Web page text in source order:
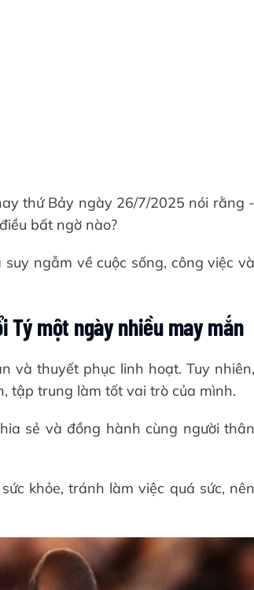
thứ Bảy ngày 26/7/2025 nói rằng -
bất ngờ nào?
ngẫm về cuộc sống, công việc và
Tý một ngày nhiều may mắn
và thuyết phục linh hoạt. Tuy nhiên,
tập trung làm tốt vai trò của mình.
sẻ và đồng hành cùng người thân
khỏe, tránh làm việc quá sức,